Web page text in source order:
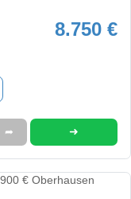
8.750 €
➦ ➜